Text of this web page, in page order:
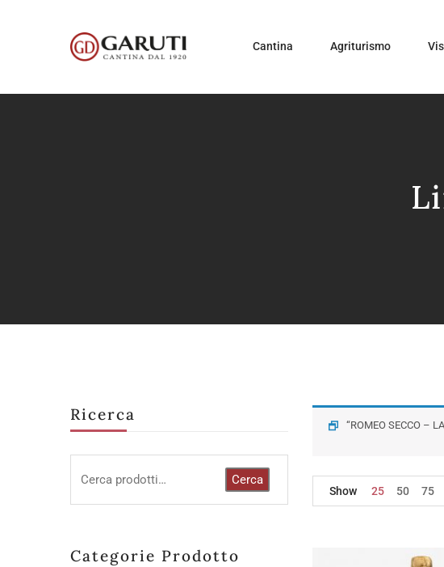
Cantina Agriturismo
Ricerca
Cerca
Categorie Prodotto
“ROMEO SECCO –
Show 25 50 75